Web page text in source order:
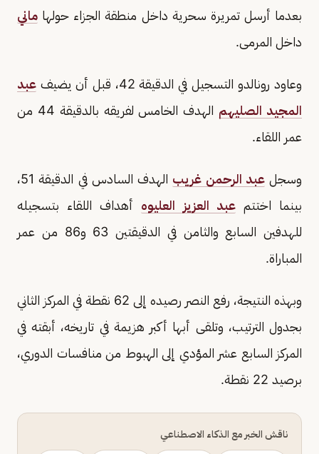
بعدما أرسل تمريرة سحرية داخل منطقة الجزاء حولها ماني
داخل المرمى.
وعاود رونالدو التسجيل في الدقيقة 42، قبل أن يضيف
عبد
المجيد الصليهم
الهدف الخامس لفريقه بالدقيقة 44 من
عمر اللقاء.
وسجلعبد الرحمن غريب
الهدف السادس في الدقيقة 51،
بينما اختتمعبد العزيز العليوه أهداف اللقاء بتسجيله
للهدفين السابع والثامن في الدقيقتين 63 و86 من عمر
المباراة.
وبهذه النتيجة، رفع النصر رصيده إلى 62 نقطة في المركز الثاني
بجدول الترتيب، وتلقى أبها أكبر هزيمة في تاريخه، أبقته في
المركز السابع عشر المؤدي إلى الهبوط من منافسات الدوري،
برصيد 22 نقطة.
ناقش الخبر مع الذكاء الاصطناعي